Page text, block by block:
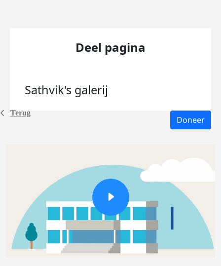
Terug
Deel pagina
Sathvik's galerij
Doneer